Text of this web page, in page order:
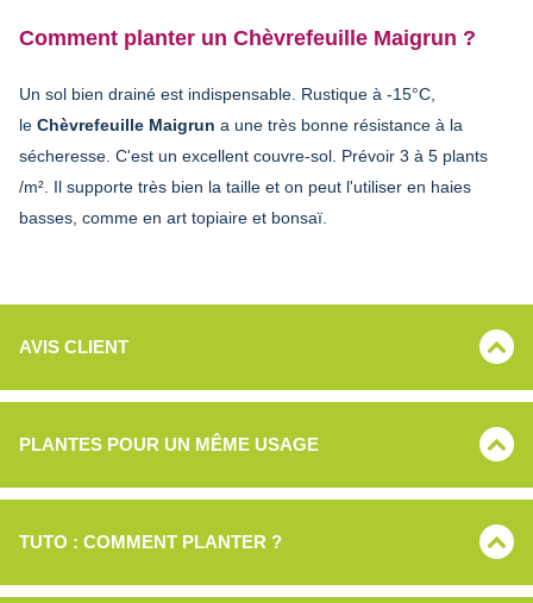
Comment planter un Chèvrefeuille Maigrun ?
Un sol bien drainé est indispensable. Rustique à -15°C,
le Chèvrefeuille Maigrun a une très bonne résistance à la
sécheresse. C'est un excellent couvre-sol. Prévoir 3 à 5 plants
/m². Il supporte très bien la taille et on peut l'utiliser en haies
basses, comme en art topiaire et bonsaï.
AVIS CLIENT
PLANTES POUR UN MÊME USAGE
TUTO : COMMENT PLANTER ?